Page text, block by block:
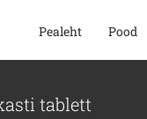
Pealeht Pood
tablett